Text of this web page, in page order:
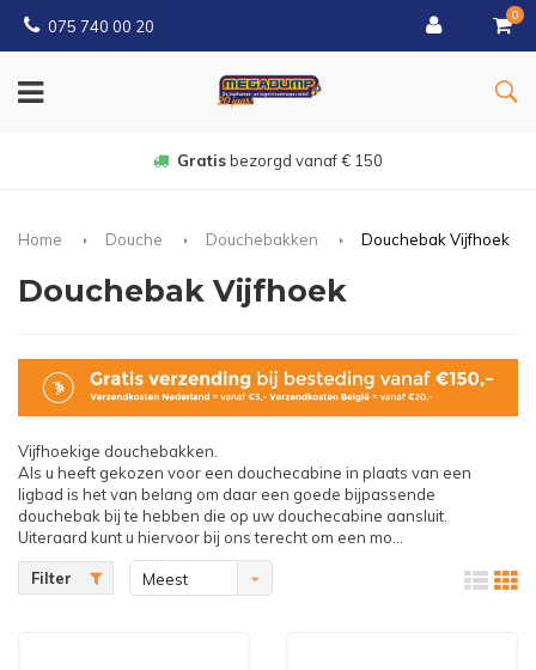
075 740 00 20
0
Gratisbezorgd vanaf € 150
Home Douche Douchebakken Douchebak Vijfhoek
Douchebak Vijfhoek
Vijfhoekige douchebakken.
Als u heeft gekozen voor een douchecabine in plaats van een
ligbad is het van belang om daar een goede bijpassende
douchebak bij te hebben die op uw douchecabine aansluit.
Uiteraard kunt u hiervoor bij ons terecht om een mo...
Filter
Meest